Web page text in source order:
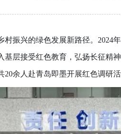
振兴的绿色发展新路径。2024
层接受红色教育，弘扬长征精
余人赴青岛即墨开展红色调研活